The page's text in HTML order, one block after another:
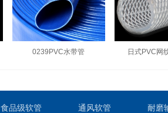
0239PVC水带管 日式PVC网
食品级软管 通风软管 耐磨